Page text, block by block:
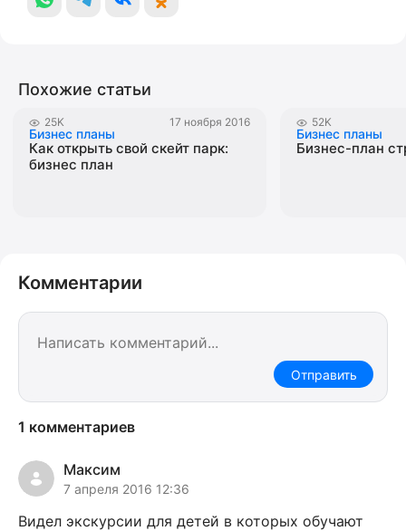
Похожие статьи
25K 17 ноября 2016
Бизнес планы
Как открыть свой скейт парк:
бизнес план
52K
Бизнес планы
Бизнес-план
Комментарии
Отправить
1 комментариев
Максим
7 апреля 2016 12:36
Видел экскурсии для детей в которых обучают